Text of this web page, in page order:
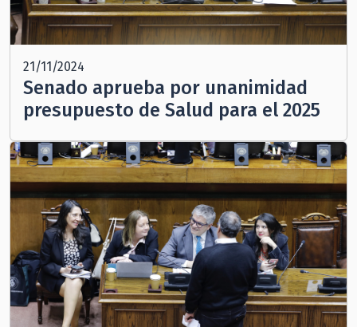
21/11/2024
Senado aprueba por unanimidad
presupuesto de Salud para el 2025